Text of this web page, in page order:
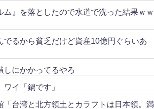
ム』を落としたので水道で洗った結果ｗｗ
でるから貧乏だけど資産10億円ぐらいあ
しにかかってるやろ
イ「鍋です」
「台湾と北方領土とカラフトは日本領。満